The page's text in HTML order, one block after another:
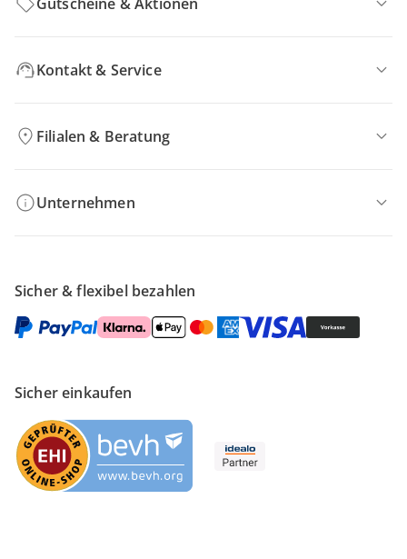
Kontakt & Service
Filialen & Beratung
Unternehmen
Sicher & flexibel bezahlen
Sicher einkaufen